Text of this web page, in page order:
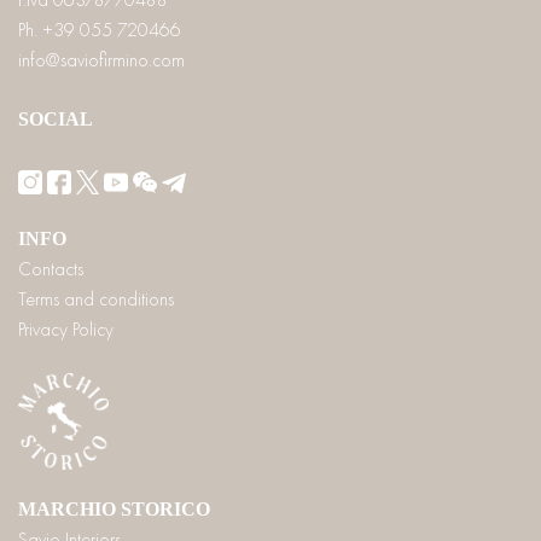
Ph. +39 055 720466
info@saviofirmino.com
SOCIAL
INFO
Contacts
Terms and conditions
Privacy Policy
MARCHIO STORICO